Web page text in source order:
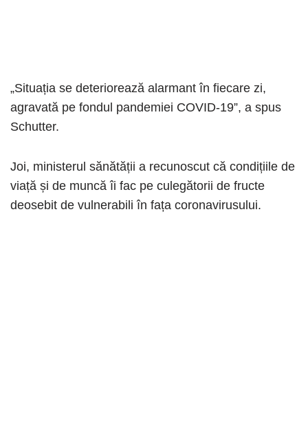
„Situația se deteriorează alarmant în fiecare zi,
agravată pe fondul pandemiei COVID-19”, a spus
Schutter.
Joi, ministerul sănătății a recunoscut că condițiile de
viață și de muncă îi fac pe culegătorii de fructe
deosebit de vulnerabili în fața coronavirusului.